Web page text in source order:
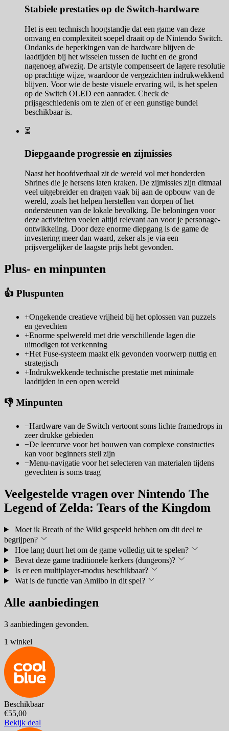
Stabiele prestaties op de Switch-hardware
Het is een technisch hoogstandje dat een game van deze
omvang en complexiteit soepel draait op de Nintendo Switch.
Ondanks de beperkingen van de hardware blijven de
laadtijden bij het wisselen tussen de lucht en de grond
nagenoeg afwezig. De artstyle compenseert de lagere resolutie
op prachtige wijze, waardoor de vergezichten indrukwekkend
blijven. Voor wie de beste visuele ervaring wil, is het spelen
op de Switch OLED een aanrader. Check de
prijsgeschiedenis om te zien of er een gunstige bundel
beschikbaar is.
⏳
Diepgaande progressie en zijmissies
Naast het hoofdverhaal zit de wereld vol met honderden
Shrines die je hersens laten kraken. De zijmissies zijn ditmaal
veel uitgebreider en dragen vaak bij aan de opbouw van de
wereld, zoals het helpen herstellen van dorpen of het
ondersteunen van de lokale bevolking. De beloningen voor
deze activiteiten voelen altijd relevant aan voor je personage-
ontwikkeling. Door deze enorme diepgang is de game de
investering meer dan waard, zeker als je via een
prijsvergelijker de laagste prijs hebt gevonden.
Plus- en minpunten
👍 Pluspunten
+Ongekende creatieve vrijheid bij het oplossen van puzzels
en gevechten
+Enorme spelwereld met drie verschillende lagen die
uitnodigen tot verkenning
+Het Fuse-systeem maakt elk gevonden voorwerp nuttig en
strategisch
+Indrukwekkende technische prestatie met minimale
laadtijden in een open wereld
👎 Minpunten
−Hardware van de Switch vertoont soms lichte framedrops in
zeer drukke gebieden
−De leercurve voor het bouwen van complexe constructies
kan voor beginners steil zijn
−Menu-navigatie voor het selecteren van materialen tijdens
gevechten is soms traag
Veelgestelde vragen over Nintendo The
Legend of Zelda: Tears of the Kingdom
Moet ik Breath of the Wild gespeeld hebben om dit deel te
begrijpen?
Hoe lang duurt het om de game volledig uit te spelen?
Bevat deze game traditionele kerkers (dungeons)?
Is er een multiplayer-modus beschikbaar?
Wat is de functie van Amiibo in dit spel?
Alle aanbiedingen
3 aanbiedingen gevonden.
1 winkel
Beschikbaar
€55,00
Bekijk deal